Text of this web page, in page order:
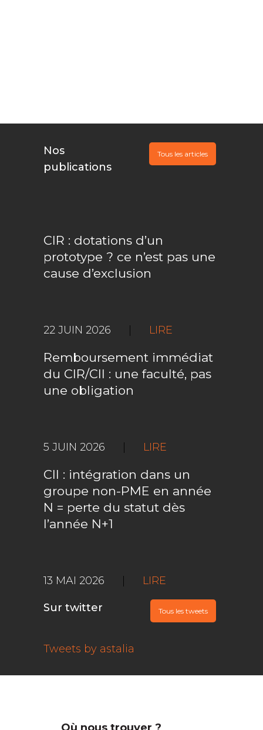
Nos
publications
Tous les articles
CIR : dotations d’un
prototype ? ce n’est pas une
cause d’exclusion
22 JUIN 2026 LIRE
Remboursement immédiat
du CIR/CII : une faculté, pas
une obligation
5 JUIN 2026 LIRE
CII : intégration dans un
groupe non-PME en année
N = perte du statut dès
l’année N+1
13 MAI 2026 LIRE
Sur twitter Tous les tweets
Tweets by astalia